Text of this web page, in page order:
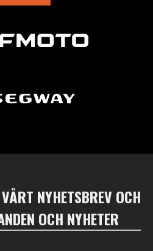
NYHETSBREV OCH
OCH NYHETER